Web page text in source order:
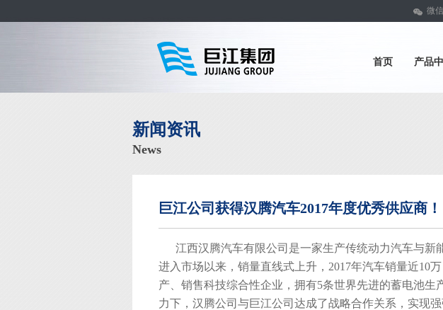
微
首页 产品
新闻资讯
News
巨江公司获得汉腾汽车2017年度优秀供应商！
江西汉腾汽车有限公司是一家生产传统动力汽车与新
进入市场以来，销量直线式上升，2017年汽车销量近10
产、销售科技综合性企业，拥有5条世界先进的蓄电池
力下，汉腾公司与巨江公司达成了战略合作关系，实现强